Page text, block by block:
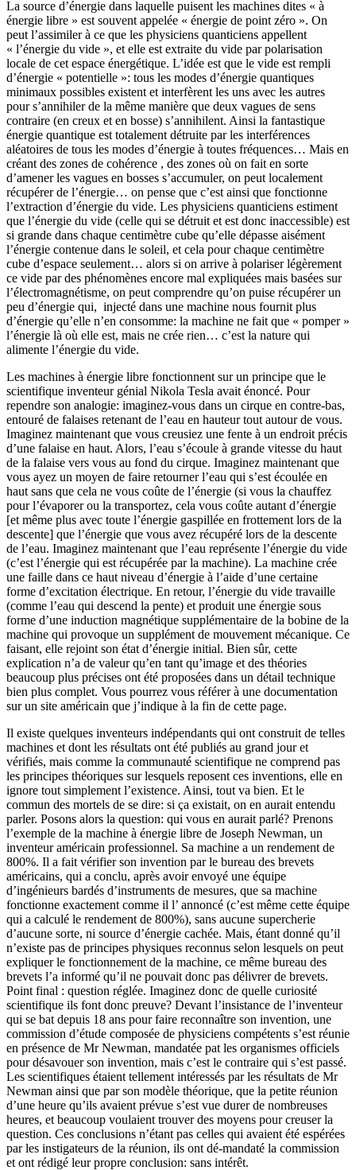
La source d’énergie dans laquelle puisent les machines dites « à
énergie libre » est souvent appelée « énergie de point zéro ». On
peut l’assimiler à ce que les physiciens quanticiens appellent
« l’énergie du vide », et elle est extraite du vide par polarisation
locale de cet espace énergétique. L’idée est que le vide est rempli
d’énergie « potentielle »: tous les modes d’énergie quantiques
minimaux possibles existent et interfèrent les uns avec les autres
pour s’annihiler de la même manière que deux vagues de sens
contraire (en creux et en bosse) s’annihilent. Ainsi la fantastique
énergie quantique est totalement détruite par les interférences
aléatoires de tous les modes d’énergie à toutes fréquences… Mais en
créant des zones de cohérence , des zones où on fait en sorte
d’amener les vagues en bosses s’accumuler, on peut localement
récupérer de l’énergie… on pense que c’est ainsi que fonctionne
l’extraction d’énergie du vide. Les physiciens quanticiens estiment
que l’énergie du vide (celle qui se détruit et est donc inaccessible) est
si grande dans chaque centimètre cube qu’elle dépasse aisément
l’énergie contenue dans le soleil, et cela pour chaque centimètre
cube d’espace seulement… alors si on arrive à polariser légèrement
ce vide par des phénomènes encore mal expliquées mais basées sur
l’électromagnétisme, on peut comprendre qu’on puise récupérer un
peu d’énergie qui, injecté dans une machine nous fournit plus
d’énergie qu’elle n’en consomme: la machine ne fait que « pomper »
l’énergie là où elle est, mais ne crée rien… c’est la nature qui
alimente l’énergie du vide.
Les machines à énergie libre fonctionnent sur un principe que le
scientifique inventeur génial Nikola Tesla avait énoncé. Pour
rependre son analogie: imaginez-vous dans un cirque en contre-bas,
entouré de falaises retenant de l’eau en hauteur tout autour de vous.
Imaginez maintenant que vous creusiez une fente à un endroit précis
d’une falaise en haut. Alors, l’eau s’écoule à grande vitesse du haut
de la falaise vers vous au fond du cirque. Imaginez maintenant que
vous ayez un moyen de faire retourner l’eau qui s’est écoulée en
haut sans que cela ne vous coûte de l’énergie (si vous la chauffez
pour l’évaporer ou la transportez, cela vous coûte autant d’énergie
[et même plus avec toute l’énergie gaspillée en frottement lors de la
descente] que l’énergie que vous avez récupéré lors de la descente
de l’eau. Imaginez maintenant que l’eau représente l’énergie du vide
(c’est l’énergie qui est récupérée par la machine). La machine crée
une faille dans ce haut niveau d’énergie à l’aide d’une certaine
forme d’excitation électrique. En retour, l’énergie du vide travaille
(comme l’eau qui descend la pente) et produit une énergie sous
forme d’une induction magnétique supplémentaire de la bobine de la
machine qui provoque un supplément de mouvement mécanique. Ce
faisant, elle rejoint son état d’énergie initial. Bien sûr, cette
explication n’a de valeur qu’en tant qu’image et des théories
beaucoup plus précises ont été proposées dans un détail technique
bien plus complet. Vous pourrez vous référer à une documentation
sur un site américain que j’indique à la fin de cette page.
Il existe quelques inventeurs indépendants qui ont construit de telles
machines et dont les résultats ont été publiés au grand jour et
vérifiés, mais comme la communauté scientifique ne comprend pas
les principes théoriques sur lesquels reposent ces inventions, elle en
ignore tout simplement l’existence. Ainsi, tout va bien. Et le
commun des mortels de se dire: si ça existait, on en aurait entendu
parler. Posons alors la question: qui vous en aurait parlé? Prenons
l’exemple de la machine à énergie libre de Joseph Newman, un
inventeur américain professionnel. Sa machine a un rendement de
800%. Il a fait vérifier son invention par le bureau des brevets
américains, qui a conclu, après avoir envoyé une équipe
d’ingénieurs bardés d’instruments de mesures, que sa machine
fonctionne exactement comme il l’ annoncé (c’est même cette équipe
qui a calculé le rendement de 800%), sans aucune supercherie
d’aucune sorte, ni source d’énergie cachée. Mais, étant donné qu’il
n’existe pas de principes physiques reconnus selon lesquels on peut
expliquer le fonctionnement de la machine, ce même bureau des
brevets l’a informé qu’il ne pouvait donc pas délivrer de brevets.
Point final : question réglée. Imaginez donc de quelle curiosité
scientifique ils font donc preuve? Devant l’insistance de l’inventeur
qui se bat depuis 18 ans pour faire reconnaître son invention, une
commission d’étude composée de physiciens compétents s’est réunie
en présence de Mr Newman, mandatée pat les organismes officiels
pour désavouer son invention, mais c’est le contraire qui s’est passé.
Les scientifiques étaient tellement intéressés par les résultats de Mr
Newman ainsi que par son modèle théorique, que la petite réunion
d’une heure qu’ils avaient prévue s’est vue durer de nombreuses
heures, et beaucoup voulaient trouver des moyens pour creuser la
question. Ces conclusions n’étant pas celles qui avaient été espérées
par les instigateurs de la réunion, ils ont dé-mandaté la commission
et ont rédigé leur propre conclusion: sans intérêt.